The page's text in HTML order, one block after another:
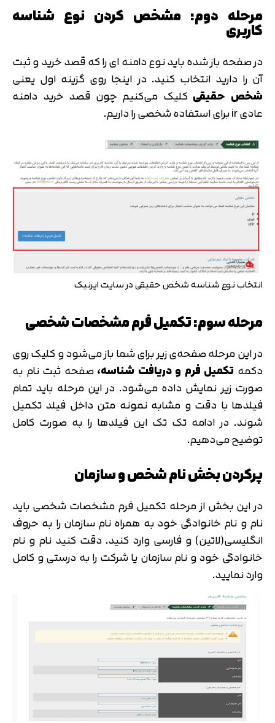
مرحله دوم: مشخص کردن نوع شناسه
کاربری
در صفحه باز شده باید نوع دامنه ای را که قصد خرید و ثبت
آن را دارید انتخاب کنید. در اینجا روی گزینه اول یعنی
شخص حقیقی کلیک می‌کنیم چون قصد خرید دامنه
عادی ir برای استفاده شخصی را داریم.
انتخاب نوع شناسه شخص حقیقی در سایت ایرنیک
مرحله سوم: تکمیل فرم مشخصات شخصی
در این مرحله صفحه‌ی زیر برای شما باز می‌شود و کلیک روی
دکمه تکمیل فرم و دریافت شناسه،صفحه ثبت نام به
صورت زیر نمایش داده می‌شود. در این مرحله باید تمام
فیلدها با دقت و مشابه نمونه متن داخل فیلد تکمیل
شوند. در ادامه تک تک این فیلدها را به صورت کامل
توضیح می‌دهیم.
پرکردن بخش نام شخص و سازمان
در این بخش از مرحله تکمیل فرم مشخصات شخصی باید
نام و نام خانوادگی خود به همراه نام سازمان را به حروف
انگلیسی(لاتین) و فارسی وارد کنید. دقت کنید نام و نام
خانوادگی خود و نام سازمان یا شرکت را به درستی و کامل
وارد نمایید.